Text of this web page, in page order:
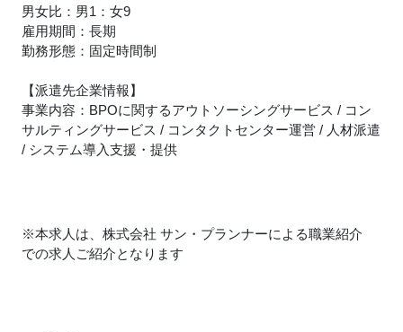
男女比：男1：女9
雇用期間：長期
勤務形態：固定時間制
【派遣先企業情報】
事業内容：BPOに関するアウトソーシングサービス / コン
サルティングサービス / コンタクトセンター運営 / 人材派遣
/ システム導入支援・提供
※本求人は、株式会社 サン・プランナーによる職業紹介
での求人ご紹介となります